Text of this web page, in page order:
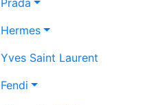
Prada
Hermes
Yves Saint Laurent
Fendi